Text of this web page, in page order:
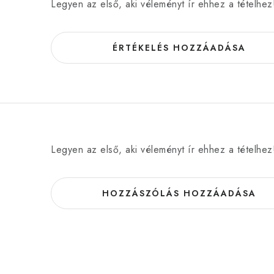
Legyen az első, aki véleményt ír ehhez a
ÉRTÉKELÉS HOZZÁADÁSA
Legyen az első, aki véleményt ír ehhez a
HOZZÁSZÓLÁS HOZZÁADÁSA